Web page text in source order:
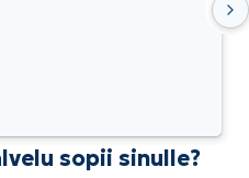
sopii sinulle?